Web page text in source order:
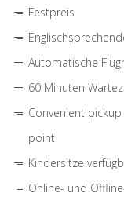
Festpreis
Automatische
60 Minuten
Convenient
point
Kindersitze
Online- und